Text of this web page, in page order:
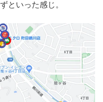
といった感じ。